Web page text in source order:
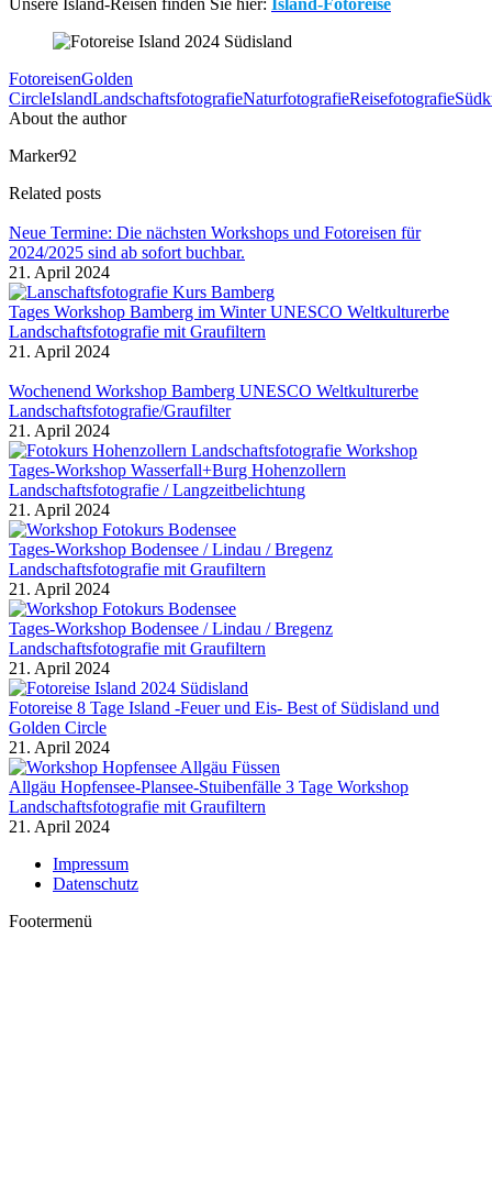
Unsere Island-Reisen finden Sie hier: Island-Fotoreise
FotoreisenGolden
CircleIslandLandschaftsfotografieNaturfotografieReisefotografie
About the author
Marker92
Related posts
Neue Termine: Die nächsten Workshops und Fotoreisen für
2024/2025 sind ab sofort buchbar.
21. April 2024
Tages Workshop Bamberg im Winter UNESCO Weltkulturerbe
Landschaftsfotografie mit Graufiltern
21. April 2024
Wochenend Workshop Bamberg UNESCO Weltkulturerbe
Landschaftsfotografie/Graufilter
21. April 2024
Tages-Workshop Wasserfall+Burg Hohenzollern
Landschaftsfotografie / Langzeitbelichtung
21. April 2024
Tages-Workshop Bodensee / Lindau / Bregenz
Landschaftsfotografie mit Graufiltern
21. April 2024
Tages-Workshop Bodensee / Lindau / Bregenz
Landschaftsfotografie mit Graufiltern
21. April 2024
Fotoreise 8 Tage Island -Feuer und Eis- Best of Südisland und
Golden Circle
21. April 2024
Allgäu Hopfensee-Plansee-Stuibenfälle 3 Tage Workshop
Landschaftsfotografie mit Graufiltern
21. April 2024
Impressum
Datenschutz
Footermenü